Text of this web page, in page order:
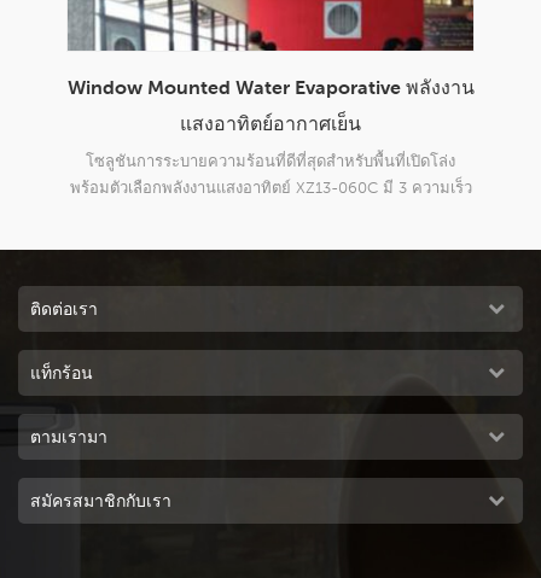
โรงงานอุตสาหกรรมแบบพกพาใช้ 18000m3h
ระยะไกลอากาศเย็นแบบระเหย
แรงดันคงที่สูง, ระยะการครอบคลุมที่ยาวนาน พัดลมแบบแรง
เหวี่ยงโลหะ, เสียงต่ำ ฟังก์ชั่นควบคุมอุณหภูมิและความชื้น
ติดต่อเรา
แท็กร้อน
ตามเรามา
สมัครสมาชิกกับเรา